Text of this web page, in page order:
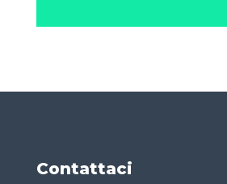
Contattaci